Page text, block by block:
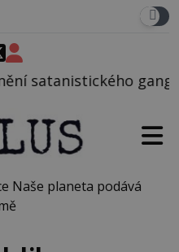
vedeného
Naše planeta podává